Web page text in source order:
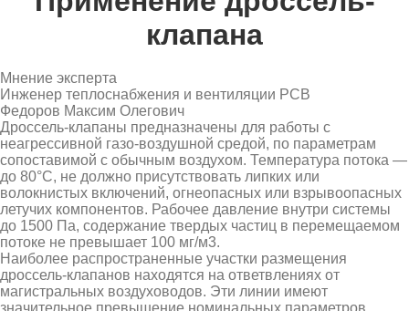
клапана
Мнение эксперта
Инженер теплоснабжения и вентиляции РСВ
Федоров Максим Олегович
Дроссель-клапаны предназначены для работы с
неагрессивной газо-воздушной средой, по параметрам
сопоставимой с обычным воздухом. Температура потока —
до 80°С, не должно присутствовать липких или
волокнистых включений, огнеопасных или взрывоопасных
летучих компонентов. Рабочее давление внутри системы
до 1500 Па, содержание твердых частиц в перемещаемом
потоке не превышает 100 мг/м3.
Наиболее распространенные участки размещения
дроссель-клапанов находятся на ответвлениях от
магистральных воздуховодов. Эти линии имеют
значительное превышение номинальных параметров